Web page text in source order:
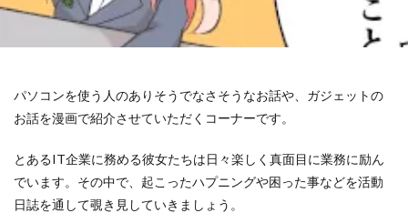
パソコンを使う人のありそうでなさそうなお話や、ガジェットの
お話を漫画で紹介させていただくコーナーです。
とあるIT企業に務める彼女たちは日々楽しく真面目に業務に励ん
でいます。その中で、起こったハプニングや困った事などを活動
日誌を通して覗き見していきましょう。